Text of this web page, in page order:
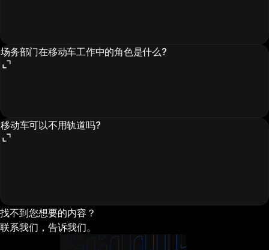
场务部门在移动车工作中的角色是什么?
移动车可以不用轨道吗?
找不到您想要的内容？
联系我们，告诉我们。